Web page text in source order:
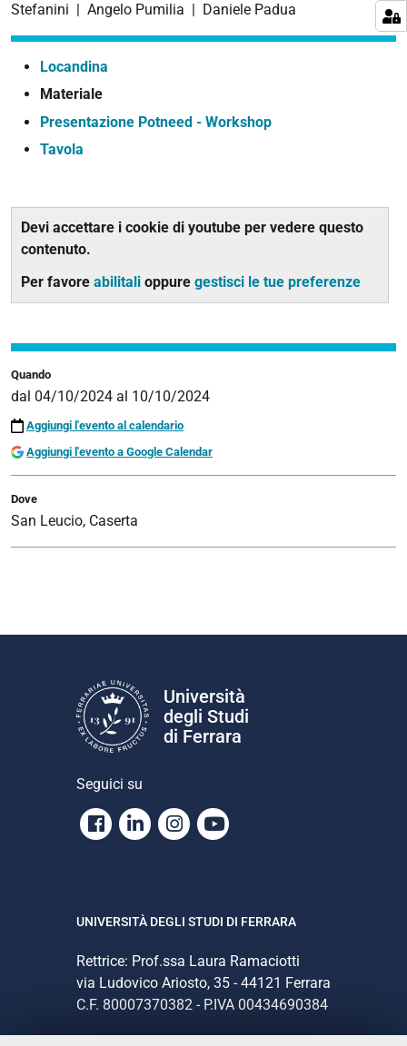
Quando
dal 04/10/2024 al 10/10/2024
Aggiungi l'evento al calendario
Aggiungi l'evento a Google Calendar
Dove
San Leucio, Caserta
Stefanini | Angelo Pumilia | Daniele Padua
Locandina
Materiale
Presentazione Potneed - Workshop
Tavola
Devi accettare i cookie di youtube per vedere questo
contenuto.
Per favore abilitali oppure gestisci le tue preferenze
Università
degli Studi
di Ferrara
Seguici su
Facebook
LinkedinInstagram
Youtube
UNIVERSITÀ DEGLI STUDI DI FERRARA
Rettrice: Prof.ssa Laura Ramaciotti
via Ludovico Ariosto, 35 - 44121 Ferrara
C.F. 80007370382 - P.IVA 00434690384